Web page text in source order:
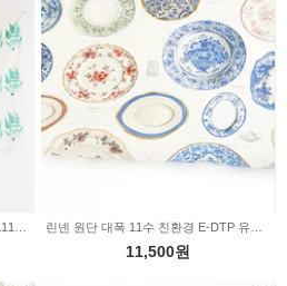
11,500원